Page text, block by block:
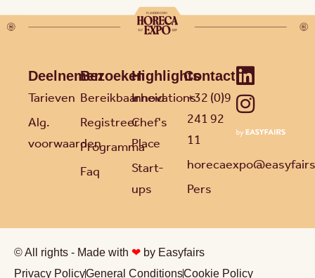
Deelnemen
Tarieven
Alg.
voorwaarden
Bezoeken
Bereikbaarheid
Registreer
Programma
Faq
Highlights
Innovations
Chef's
Place
Start-
ups
Contact
+32 (0)9
241 92
11
Pers
© All rights - Made with ❤ by Easyfairs
Privacy PolicyGeneral ConditionsCookie Policy